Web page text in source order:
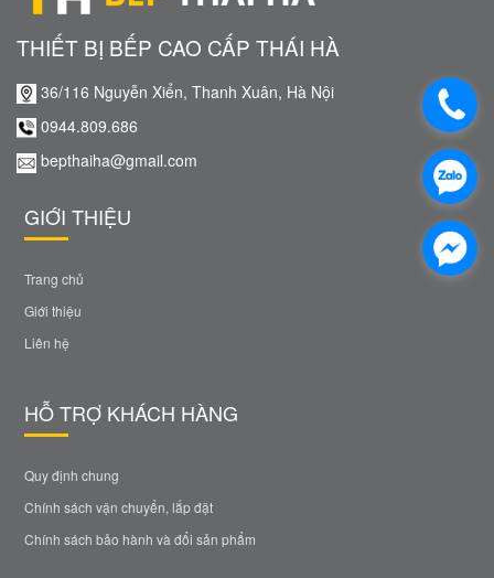
THIẾT BỊ BẾP CAO CẤP THÁI HÀ
36/116 Nguyễn Xiển, Thanh Xuân, Hà Nội
0944.809.686
bepthaiha@gmail.com
GIỚI THIỆU
Trang chủ
Giới thiệu
Liên hệ
HỖ TRỢ KHÁCH HÀNG
Quy định chung
Chính sách vận chuyển, lắp đặt
Chính sách bảo hành và đổi sản phẩm